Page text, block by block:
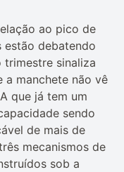
ao pico de
estão debatendo
sinaliza
a manchete não vê
que já tem um
sendo
de mais de
mecanismos de
sob a